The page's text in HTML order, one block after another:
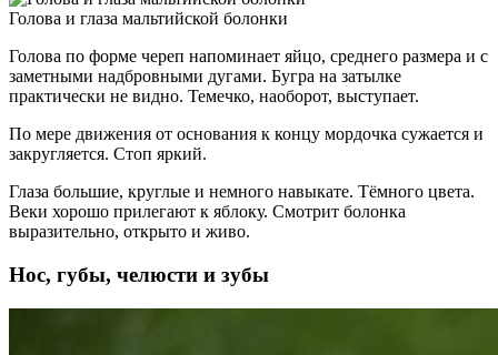
Голова и глаза мальтийской болонки
Голова по форме череп напоминает яйцо, среднего размера и с
заметными надбровными дугами. Бугра на затылке
практически не видно. Темечко, наоборот, выступает.
По мере движения от основания к концу мордочка сужается и
закругляется. Стоп яркий.
Глаза большие, круглые и немного навыкате. Тёмного цвета.
Веки хорошо прилегают к яблоку. Смотрит болонка
выразительно, открыто и живо.
Нос, губы, челюсти и зубы